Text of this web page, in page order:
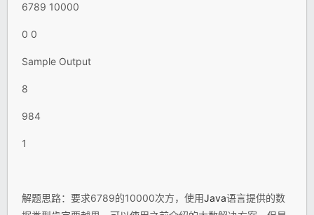
6789 10000
0 0
Sample Output
8
984
1
解题思路：要求6789的10000次方，使用Java语言提供的数